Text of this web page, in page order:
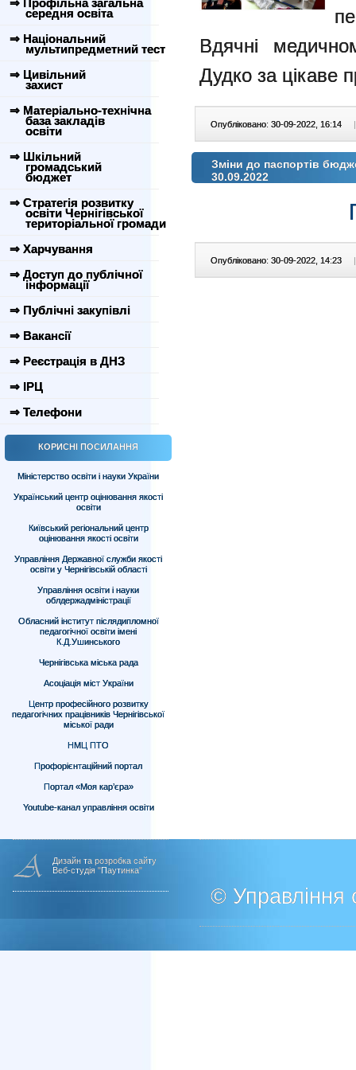
⇒ Профільна загальна
середня освіта
⇒ Національний
мультипредметний тест
⇒ Цивільний
захист
⇒ Матеріально-технічна
база закладів
освіти
⇒ Шкільний
громадський
бюджет
⇒ Стратегія розвитку
освіти Чернігівської
територіальної громади
⇒ Харчування
⇒ Доступ до публічної
інформації
⇒ Публічні закупівлі
⇒ Вакансії
⇒ Реєстрація в ДНЗ
⇒ ІРЦ
⇒ Телефони
КОРИСНІ ПОСИЛАННЯ
Міністерство освіти і науки України
Український центр оцінювання якості
освіти
Київський регіональний центр
оцінювання якості освіти
Управління Державної служби якості
освіти у Чернігівській області
Управління освіти і науки
облдержадміністрації
Обласний інститут післядипломної
педагогічної освіти імені
К.Д.Ушинського
Чернігівська міська рада
Асоціація міст України
Центр професійного розвитку
педагогічних працівників Чернігівської
міської ради
НМЦ ПТО
Профорієнтаційний портал
Портал «Моя кар’єра»
Youtube-канал управління освіти
Вдячні
Дудко за цікаве
Опубліковано: 30-09-2022, 16:14 |
Зміни до паспортів
30.09.2022
Опубліковано: 30-09-2022, 14:23 |
Дизайн та розробка сайту
Веб-студія "Паутинка"
© Управління